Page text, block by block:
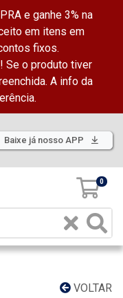
e ganhe 3% na
em itens em
fixos.
Se o produto tiver
A info da
Baixe já nosso APP
0
VOLTAR